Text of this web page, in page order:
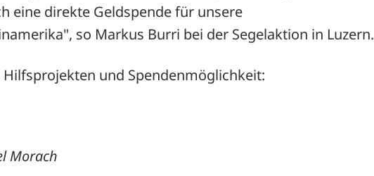
eine direkte Geldspende für unsere
so Markus Burri bei der Segelaktion in Luzern.
und Spendenmöglichkeit:
Morach